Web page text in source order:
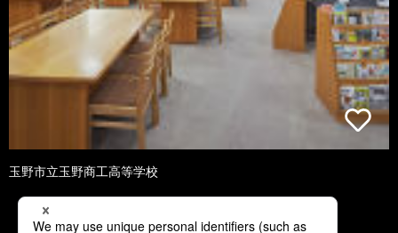
玉野市立玉野商工高等学校